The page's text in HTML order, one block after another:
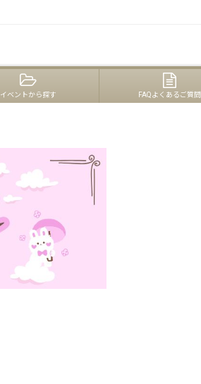
イベントから探す FAQよくあるご質問